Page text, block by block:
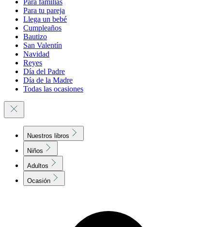
Para familias
Para tu pareja
Llega un bebé
Cumpleaños
Bautizo
San Valentín
Navidad
Reyes
Día del Padre
Día de la Madre
Todas las ocasiones
Nuestros libros
Niños
Adultos
Ocasión